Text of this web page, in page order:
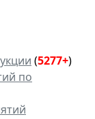
(5277+)
по